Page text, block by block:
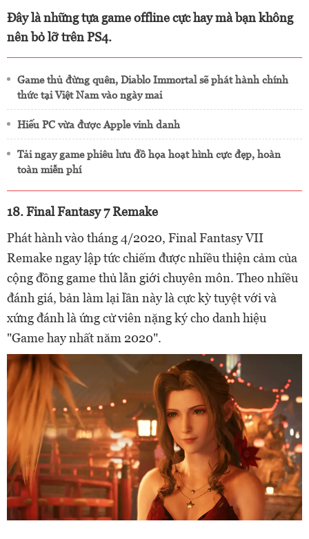
Đây là những tựa game offline cực hay mà bạn không
nên bỏ lỡ trên PS4.
Game thủ đừng quên, Diablo Immortal sẽ phát hành chính
thức tại Việt Nam vào ngày mai
Hiếu PC vừa được Apple vinh danh
Tải ngay game phiêu lưu đồ họa hoạt hình cực đẹp, hoàn
toàn miễn phí
18. Final Fantasy 7 Remake
Phát hành vào tháng 4/2020, Final Fantasy VII
Remake ngay lập tức chiếm được nhiều thiện cảm của
cộng đồng game thủ lẫn giới chuyên môn. Theo nhiều
đánh giá, bản làm lại lần này là cực kỳ tuyệt với và
xứng đánh là ứng cử viên nặng ký cho danh hiệu
"Game hay nhất năm 2020".